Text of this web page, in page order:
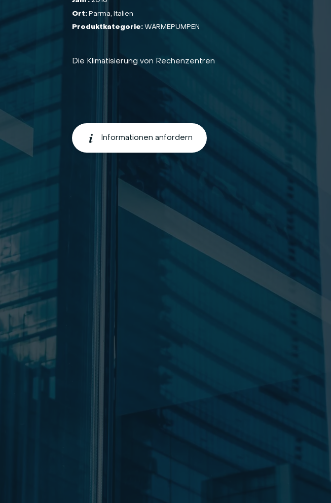
Ort:Parma, Italien
Produktkategorie:WÄRMEPUMPEN
Die Klimatisierung von Rechenzentren
Informationen anfordern